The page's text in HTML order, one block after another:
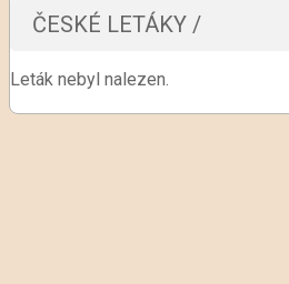
ČESKÉ LETÁKY /
Leták nebyl nalezen.